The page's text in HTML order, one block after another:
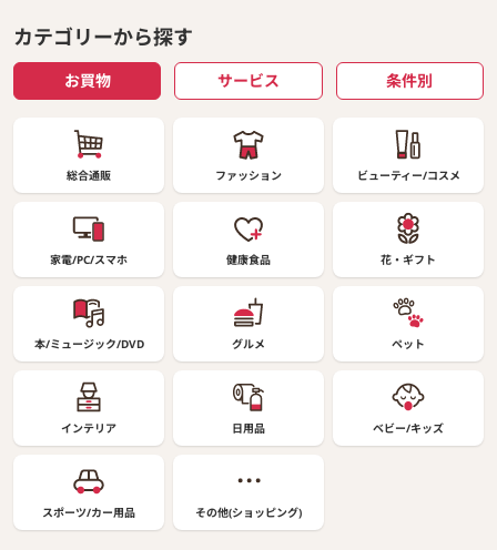
カテゴリーから探す
お買物 サービス 条件別
総合通販 ファッション ビューティー/コスメ
家電/PC/スマホ 健康食品 花・ギフト
本/ミュージック/DVD グルメ ペット
インテリア 日用品 ベビー/キッズ
スポーツ/カー用品 その他(ショッピング)